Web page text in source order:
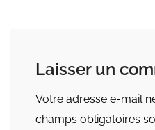
Laisser un
Votre adresse e-mail
champs obligatoires